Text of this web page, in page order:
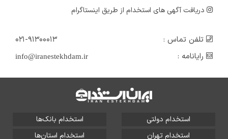
دریافت آگهی های استخدام از طریق اینستاگرام
تلفن تماس :
۰۲۱-۹۱۳۰۰۰۱۳
رایانامه :
info@iranestekhdam.ir
استخدام دولتی
استخدام بانک‌ها
استخدام تهران
استخدام استان‌ها